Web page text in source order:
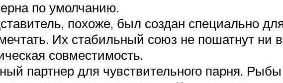
по умолчанию.
похоже, был создан специально
Их стабильный союз не пошатнут ни
совместимость.
партнер для чувствительного парня.